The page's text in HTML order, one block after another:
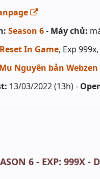
Season 6- Máy chủ:
Reset In Game, Exp
Mu Nguyên bản Webzen
13/03/2022 (13h) -
6 - EXP: 999X -